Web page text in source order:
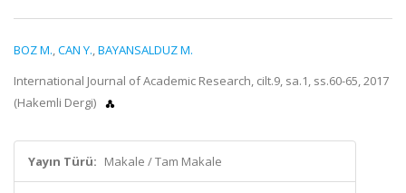
BOZ M.,CAN Y.,BAYANSALDUZ M.
International Journal of Academic Research, cilt.9, sa.1, ss.60-65, 2017
(Hakemli Dergi)
Yayın Türü: Makale / Tam Makale